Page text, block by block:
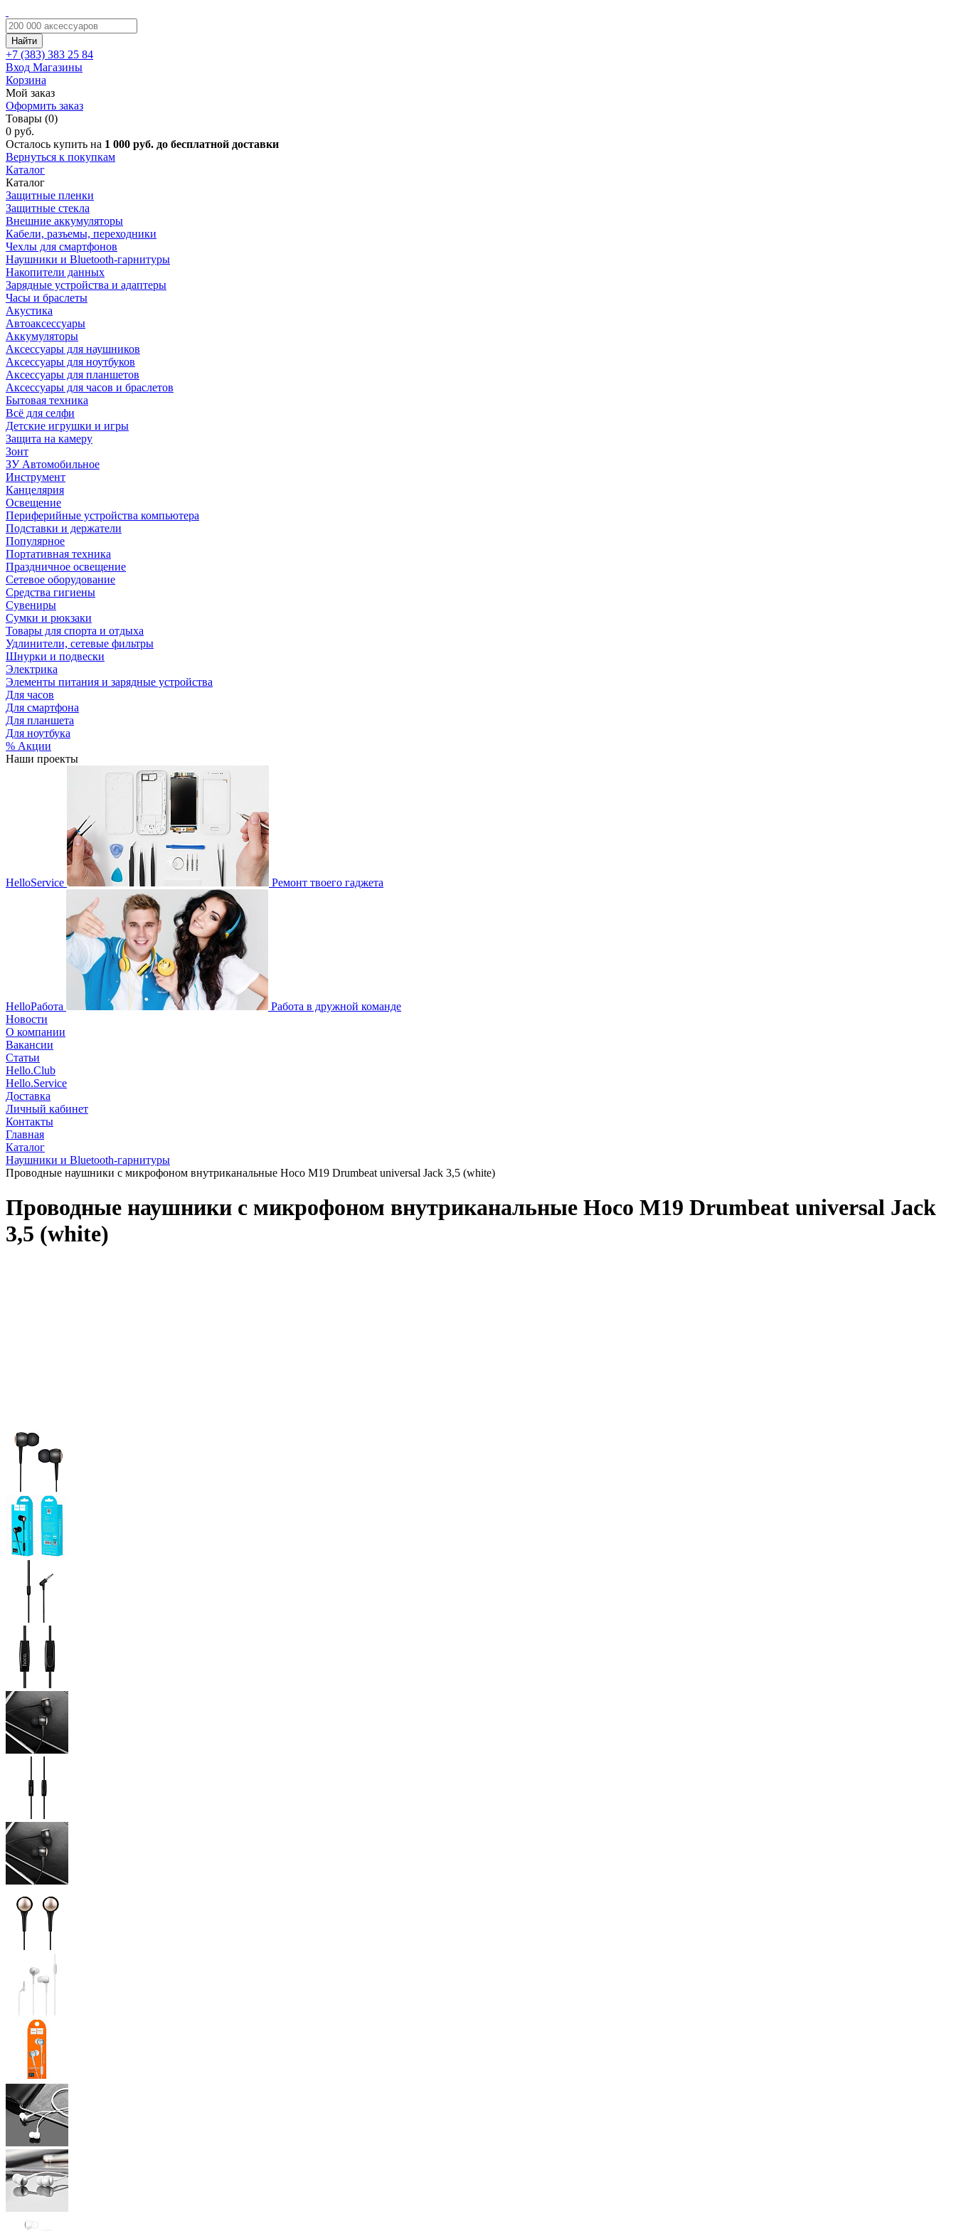
Найти
+7 (383) 383 25 84
Вход Магазины
Корзина
Мой заказ
Оформить заказ
Товары (0)
0 руб.
Осталось купить на 1 000 руб. до бесплатной доставки
Вернуться к покупкам
Каталог
Каталог
Защитные пленки
Защитные стекла
Внешние аккумуляторы
Кабели, разъемы, переходники
Чехлы для смартфонов
Наушники и Bluetooth-гарнитуры
Накопители данных
Зарядные устройства и адаптеры
Часы и браслеты
Акустика
Автоаксессуары
Аккумуляторы
Аксессуары для наушников
Аксессуары для ноутбуков
Аксессуары для планшетов
Аксессуары для часов и браслетов
Бытовая техника
Всё для селфи
Детские игрушки и игры
Защита на камеру
Зонт
ЗУ Автомобильное
Инструмент
Канцелярия
Освещение
Периферийные устройства компьютера
Подставки и держатели
Популярное
Портативная техника
Праздничное освещение
Сетевое оборудование
Средства гигиены
Сувениры
Сумки и рюкзаки
Товары для спорта и отдыха
Удлинители, сетевые фильтры
Шнурки и подвески
Электрика
Элементы питания и зарядные устройства
Для часов
Для смартфона
Для планшета
Для ноутбука
% Акции
Наши проекты
HelloService Ремонт твоего гаджета
HelloРабота
Работа в дружной команде
Новости
О компании
Вакансии
Статьи
Hello.Club
Hello.Service
Доставка
Личный кабинет
Контакты
Главная
Каталог
Наушники и Bluetooth-гарнитуры
Проводные наушники с микрофоном внутриканальные Hoco M19 Drumbeat universal Jack 3,5 (white)
Проводные наушники с микрофоном внутриканальные Hoco M19 Drumbeat universal Jack
3,5 (white)